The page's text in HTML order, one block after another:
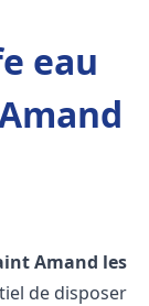
eau
Amand les
de disposer